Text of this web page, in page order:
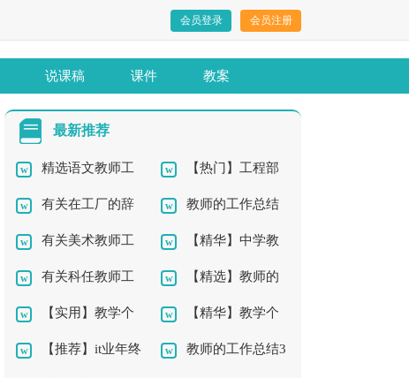
会员登录 会员注册
说课稿 课件 教案
最新推荐
精选语文教师工
作总结9篇
【热门】工程部
年终工作总结4篇
有关在工厂的辞
职报告4篇
教师的工作总结
集锦10篇
有关美术教师工
作总结四篇
【精华】中学教
师工作总结9篇
有关科任教师工
作总结4篇
【精选】教师的
工作总结四篇
【实用】教学个
人工作总结4篇
【精华】教学个
人工作总结3篇
【推荐】it业年终 教师的工作总结3